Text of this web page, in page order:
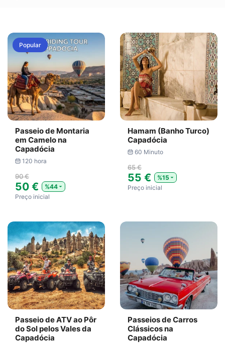
Popular
Passeio de Montaria
em Camelo na
Capadócia
120 hora
90 €
50 €
%44
Preço inicial
Hamam (Banho Turco)
Capadócia
60 Minuto
65 €
55 €
%15
Preço inicial
Passeio de ATV ao Pôr
do Sol pelos Vales da
Capadócia
Passeios de Carros
Clássicos na
Capadócia